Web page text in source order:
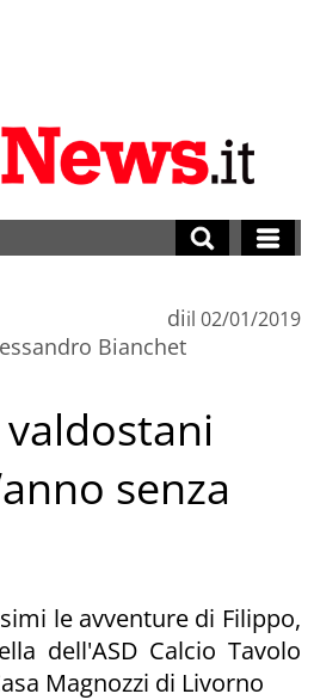
di
Bianchet
il 02/01/2019
senza
le avventure di Filippo,
dell'ASD Calcio Tavolo
Magnozzi di Livorno